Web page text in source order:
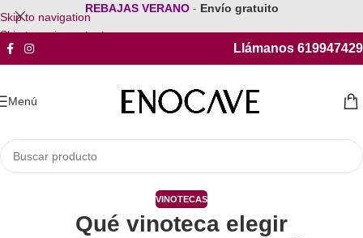
Skip to navigation
Skip to main content
REBAJAS VERANO - Envío gratuito
Llámanos 619947429
Menú
VINOTECAS
Qué vinoteca elegir